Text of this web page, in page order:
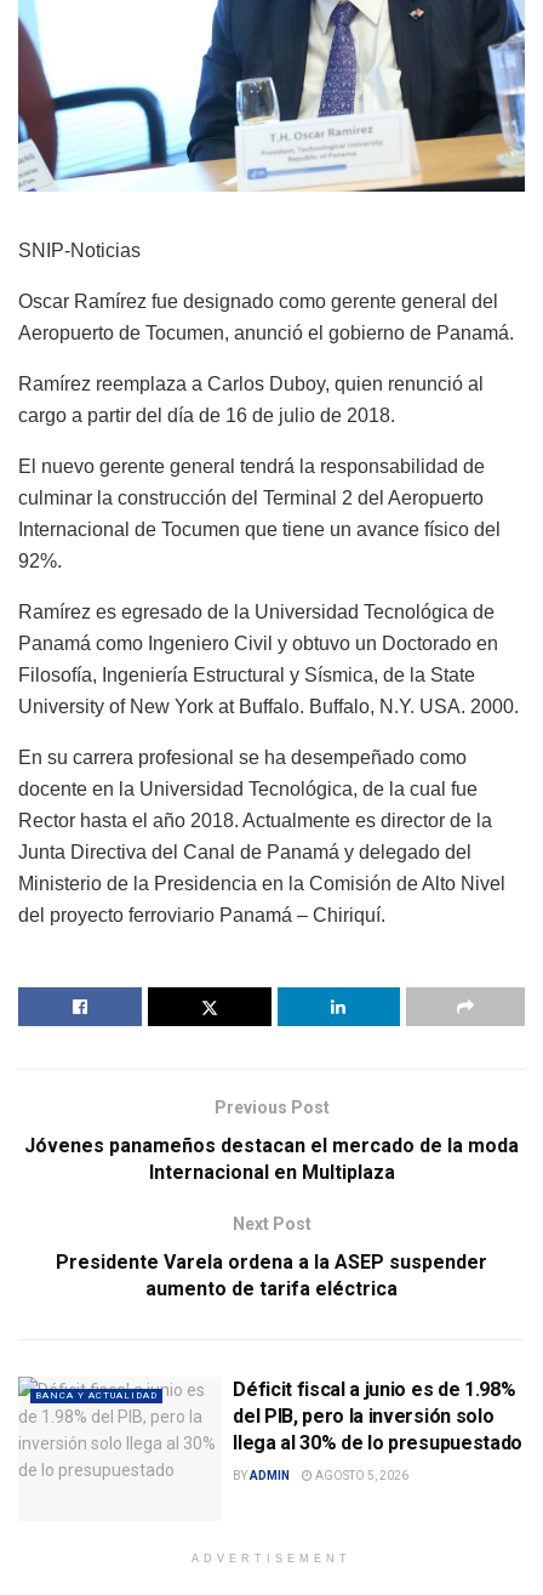
SNIP-Noticias
Oscar Ramírez fue designado como gerente general del
Aeropuerto de Tocumen, anunció el gobierno de Panamá.
Ramírez reemplaza a Carlos Duboy, quien renunció al
cargo a partir del día de 16 de julio de 2018.
El nuevo gerente general tendrá la responsabilidad de
culminar la construcción del Terminal 2 del Aeropuerto
Internacional de Tocumen que tiene un avance físico del
92%.
Ramírez es egresado de la Universidad Tecnológica de
Panamá como Ingeniero Civil y obtuvo un Doctorado en
Filosofía, Ingeniería Estructural y Sísmica, de la State
University of New York at Buffalo. Buffalo, N.Y. USA. 2000.
En su carrera profesional se ha desempeñado como
docente en la Universidad Tecnológica, de la cual fue
Rector hasta el año 2018. Actualmente es director de la
Junta Directiva del Canal de Panamá y delegado del
Ministerio de la Presidencia en la Comisión de Alto Nivel
del proyecto ferroviario Panamá – Chiriquí.
Previous Post
Jóvenes panameños destacan el mercado de la moda
Internacional en Multiplaza
Next Post
Presidente Varela ordena a la ASEP suspender
aumento de tarifa eléctrica
BANCA Y ACTUALIDAD
Déficit fiscal a junio es de 1.98%
del PIB, pero la inversión solo
llega al 30% de lo presupuestado
BYADMIN AGOSTO 5, 2026
ADVERTISEMENT